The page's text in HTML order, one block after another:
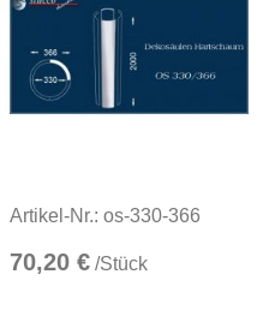
Artikel-Nr.: os-330-366
70,20 € /Stück